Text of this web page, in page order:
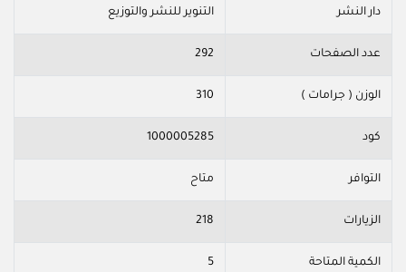
دار النشر التنوير للنشر والتوزيع
عدد الصفحات 292
الوزن ( جرامات ) 310
كود 1000005285
التوافر متاح
الزيارات 218
الكمية المتاحة 5